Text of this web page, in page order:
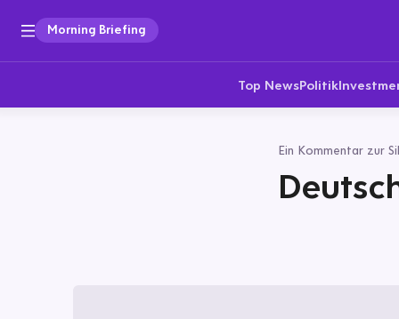
Morning Briefing
Top NewsPolitik
Ein Kommentar zur